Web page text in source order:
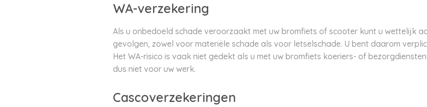
WA-verzekering
Als u onbedoeld schade veroorzaakt met uw bromfiets of scooter kunt u wettelijk
gevolgen, zowel voor materiële schade als voor letselschade. U bent daarom
Het WA-risico is vaak niet gedekt als u met uw bromfiets koeriers- of
dus niet voor uw werk.
Cascoverzekeringen